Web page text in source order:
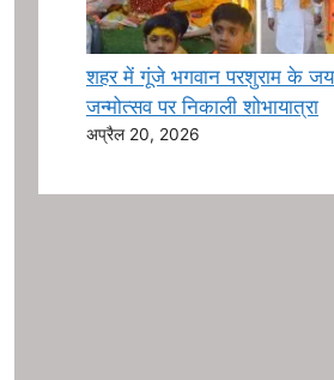
शहर में गूंजे भगवान परशुराम के
जन्मोत्सव पर निकाली शोभायात्रा
अप्रैल 20, 2026